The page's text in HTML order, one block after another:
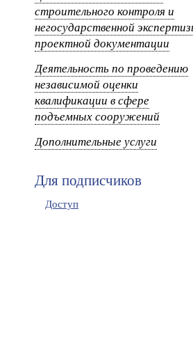
строительного контроля и
негосударственной
проектной документации
Деятельность по проведению
независимой оценки
квалификации в сфере
подъемных сооружений
Дополнительные услуги
Для подписчиков
Доступ